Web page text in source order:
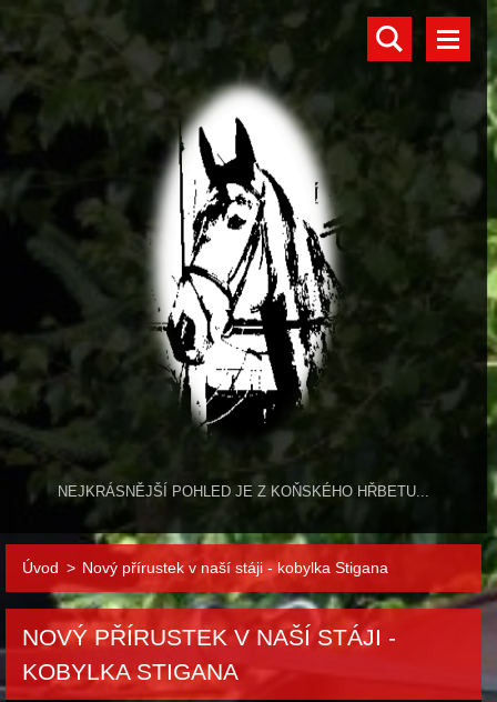
NEJKRÁSNĚJŠÍ POHLED JE Z KOŇSKÉHO HŘBETU...
Úvod > Nový přírustek v naší stáji - kobylka Stigana
NOVÝ PŘÍRUSTEK V NAŠÍ STÁJI -
KOBYLKA STIGANA